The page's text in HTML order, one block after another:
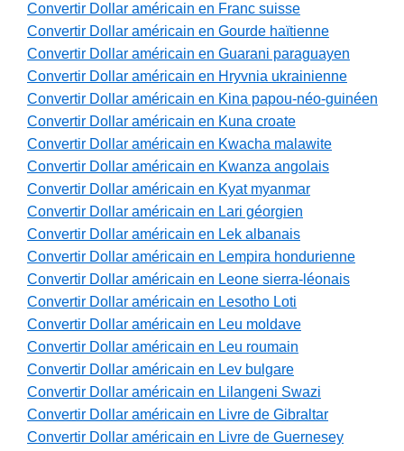
Convertir Dollar américain en Franc suisse
Convertir Dollar américain en Gourde haïtienne
Convertir Dollar américain en Guarani paraguayen
Convertir Dollar américain en Hryvnia ukrainienne
Convertir Dollar américain en Kina papou-néo-guinéen
Convertir Dollar américain en Kuna croate
Convertir Dollar américain en Kwacha malawite
Convertir Dollar américain en Kwanza angolais
Convertir Dollar américain en Kyat myanmar
Convertir Dollar américain en Lari géorgien
Convertir Dollar américain en Lek albanais
Convertir Dollar américain en Lempira hondurienne
Convertir Dollar américain en Leone sierra-léonais
Convertir Dollar américain en Lesotho Loti
Convertir Dollar américain en Leu moldave
Convertir Dollar américain en Leu roumain
Convertir Dollar américain en Lev bulgare
Convertir Dollar américain en Lilangeni Swazi
Convertir Dollar américain en Livre de Gibraltar
Convertir Dollar américain en Livre de Guernesey